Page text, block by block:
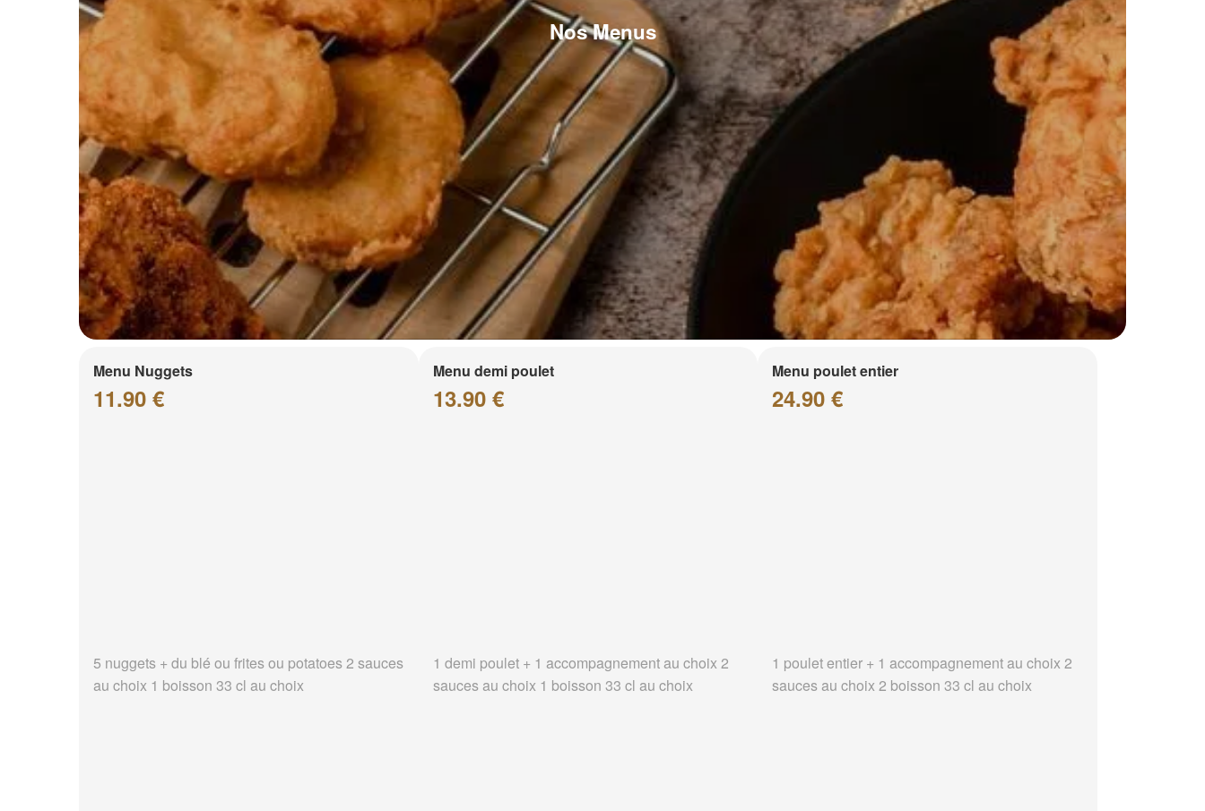
Nos Menus
Menu Nuggets
11.90 €
5 nuggets + du blé ou frites ou potatoes 2 sauces
au choix 1 boisson 33 cl au choix
Menu demi poulet
13.90 €
1 demi poulet + 1 accompagnement au choix 2
sauces au choix 1 boisson 33 cl au choix
Menu poulet entier
24.90 €
1 poulet entier + 1 accompagnement au choix 2
sauces au choix 2 boisson 33 cl au choix